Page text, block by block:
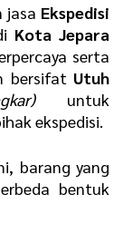
jasa Ekspedisi
Kota Jepara
serta
bersifat Utuh
untuk
ekspedisi.
barang yang
bentuk